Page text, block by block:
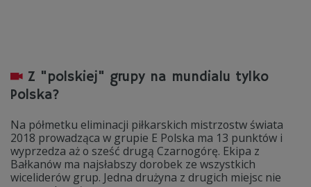
Z "polskiej" grupy na mundialu tylko
Polska?
Na półmetku eliminacji piłkarskich mistrzostw świata
2018 prowadząca w grupie E Polska ma 13 punktów i
wyprzedza aż o sześć drugą Czarnogórę. Ekipa z
Bałkanów ma najsłabszy dorobek ze wszystkich
wiceliderów grup. Jedna drużyna z drugich miejsc nie